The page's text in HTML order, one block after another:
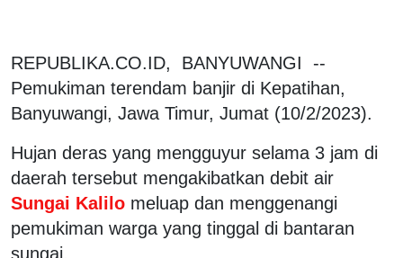
REPUBLIKA.CO.ID, BANYUWANGI --
Pemukiman terendam banjir di Kepatihan,
Banyuwangi, Jawa Timur, Jumat (10/2/2023).
Hujan deras yang mengguyur selama 3 jam di
daerah tersebut mengakibatkan debit air
Sungai Kalilo meluap dan menggenangi
pemukiman warga yang tinggal di bantaran
sungai.